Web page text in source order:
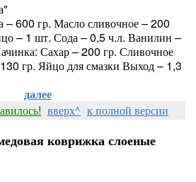
– 600 гр. Масло сливочное – 200
– 1 шт. Сода – 0,5 ч.л. Ванилин –
Сахар – 200 гр. Сливочное
гр. Яйцо для смазки Выход – 1,3
далее
вверх^ к полной версии
коврижка слоеные